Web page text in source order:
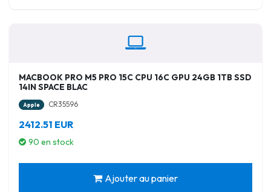
MACBOOK PRO M5 PRO 15C CPU 16C GPU 24GB 1TB SSD
14IN SPACE BLAC
Apple CR35596
2412.51 EUR
90 en stock
Ajouter au panier